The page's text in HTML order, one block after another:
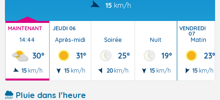
15 km/h
MAINTENANT
14:44
30°
15 km/h
JEUDI 06
Après-midi
31°
15 km/h
Soirée
25°
20 km/h
Nuit
19°
15 km/h
VENDREDI
07
Matin
23°
15 km/h
Pluie dans l'heure